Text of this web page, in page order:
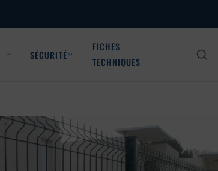
SÉCURITÉ
FICHES
TECHNIQUES